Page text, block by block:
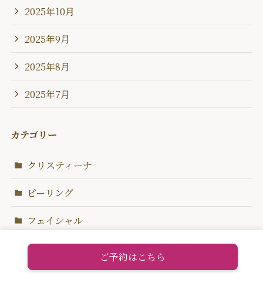
2025年10月
2025年9月
2025年8月
2025年7月
カテゴリー
クリスティーナ
ピーリング
フェイシャル
ブライダルエステ
未分類
ご予約はこちら